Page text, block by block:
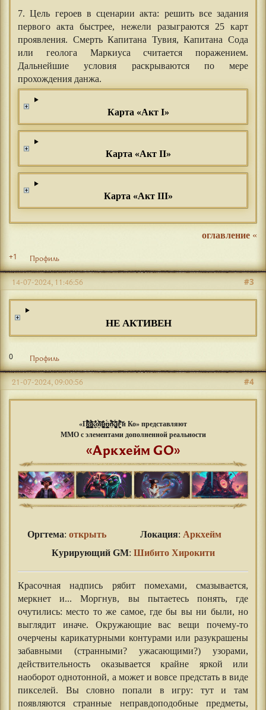
7. Цель героев в сценарии акта: решить все задания
первого акта быстрее, нежели разыграются 25 карт
проявления. Смерть Капитана Тувия, Капитана Сода
или геолога Маркиуса считается поражением.
Дальнейшие условия раскрываются по мере
прохождения данжа.
Карта «Акт I»
Карта «Акт II»
Карта «Акт III»
оглавление «
+1 Профиль
#3
14-07-2024, 11:46:56
НЕ АКТИВЕН
0 Профиль
#4
21-07-2024, 09:00:56
«П̴̢̦̭͎͇̖͖̗̈́̄͒͐͂̈́͐̌̄̐̆̉̚͠ͅо̸̢͇̺̮̖̤̻̘͙̎͂̈́̄́̄͊̓̇̐͐̕̕͘͝к̷̗̲̙̓͒̾͑̄̾͑̾о̸̮̆̀̌̓͛̎̒̑͗͘͘͠й̷̢̦͈̝̪̰̦̜̻̲͓̻͉̱̠̋͗̊̐̏н̶̧͈͎͈͙̤͓̳̗̩͇͈̦͈̈́и̵̛̤́̅́̈͒̾̃̍̕͝к̷̡̡̢̥̤̝̭̙̮̩̦͓̣̪̊͂̆͊̌̍̔̄̓̈́͘ͅӣ̴͖̭͓͈̫́̑͊͌̍͌͠͝ и Ко» представляют
ММО с элементами дополненной реальности
«Аркхейм GO»
Оргтема:открыть Локация: Аркхейм
Курирующий GM: Шибито Хирокити
Красочная надпись рябит помехами, смазывается,
меркнет и... Моргнув, вы пытаетесь понять, где
очутились: место то же самое, где бы вы ни были, но
выглядит иначе. Окружающие вас вещи почему-то
очерчены карикатурными контурами или разукрашены
забавными (странными? ужасающими?) узорами,
действительность оказывается крайне яркой или
наоборот однотонной, а может и вовсе предстать в виде
пикселей. Вы словно попали в игру: тут и там
появляются странные неправдоподобные предметы,